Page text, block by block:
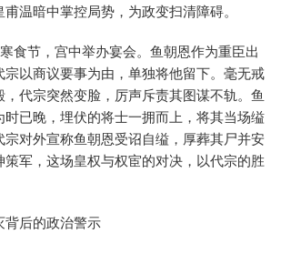
温暗中掌控局势，为政变扫清障碍。
食节，宫中举办宴会。鱼朝恩作为重臣出
宗以商议要事为由，单独将他留下。毫无戒
代宗突然变脸，厉声斥责其图谋不轨。鱼
时已晚，埋伏的将士一拥而上，将其当场缢
对外宣称鱼朝恩受诏自缢，厚葬其尸并安
策军，这场皇权与权宦的对决，以代宗的胜
背后的政治警示